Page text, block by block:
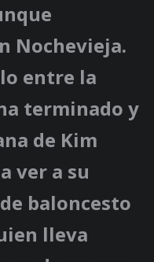
Nochevieja.
entre la
terminado y
de Kim
ver a su
baloncesto
lleva